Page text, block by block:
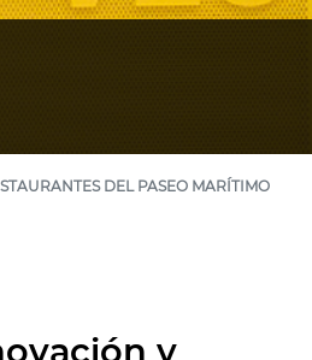
DEL PASEO MARÍTIMO
y